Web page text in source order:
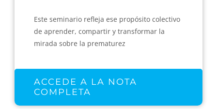
Este seminario refleja ese propósito colectivo
de aprender, compartir y transformar la
mirada sobre la prematurez
ACCEDE A LA NOTA
COMPLETA